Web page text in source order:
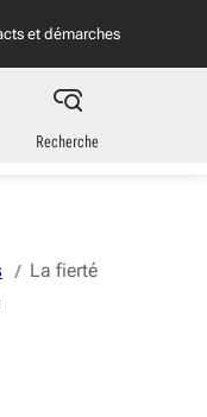
et démarches
Recherche
La fierté